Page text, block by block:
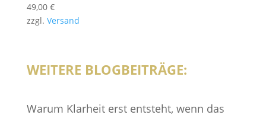
49,00 €
zzgl. Versand
WEITERE BLOGBEITRÄGE:
Warum Klarheit erst entsteht, wenn das